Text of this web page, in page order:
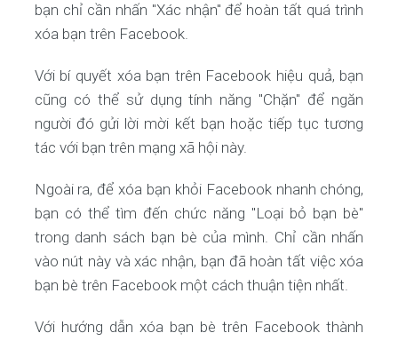
bạn chỉ cần nhấn "Xác nhận" để hoàn tất quá trình
xóa bạn trên Facebook.
Với bí quyết xóa bạn trên Facebook hiệu quả, bạn
cũng có thể sử dụng tính năng "Chặn" để ngăn
người đó gửi lời mời kết bạn hoặc tiếp tục tương
tác với bạn trên mạng xã hội này.
Ngoài ra, để xóa bạn khỏi Facebook nhanh chóng,
bạn có thể tìm đến chức năng "Loại bỏ bạn bè"
trong danh sách bạn bè của mình. Chỉ cần nhấn
vào nút này và xác nhận, bạn đã hoàn tất việc xóa
bạn bè trên Facebook một cách thuận tiện nhất.
Với hướng dẫn xóa bạn bè trên Facebook thành